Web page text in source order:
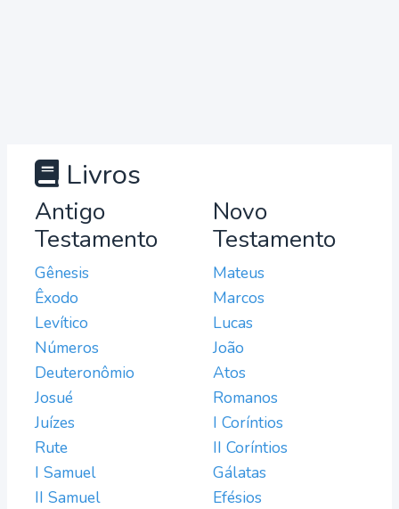
Livros
Antigo
Testamento
Gênesis
Êxodo
Levítico
Números
Deuteronômio
Josué
Juízes
Rute
I Samuel
II Samuel
Novo
Testamento
Mateus
Marcos
Lucas
João
Atos
Romanos
I Coríntios
II Coríntios
Gálatas
Efésios